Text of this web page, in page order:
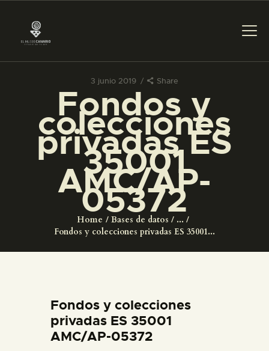
3 junio 2019 Share
Fondos y
colecciones
privadas ES
35001
AMC/AP-
05372
Home Bases de datos
...
Fondos y colecciones privadas ES 35001...
PREPARAR LA VISITA
ACTIVIDADES
█
EL MUSEO
ESPAÑOL
Fondos y colecciones
privadas ES 35001
AMC/AP-05372